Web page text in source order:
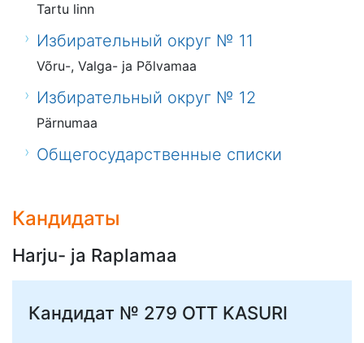
Tartu linn
Избирательный округ № 11
Võru-, Valga- ja Põlvamaa
Избирательный округ № 12
Pärnumaa
Общегосударственные списки
Кандидаты
Harju- ja Raplamaa
Кандидат № 279 OTT KASURI